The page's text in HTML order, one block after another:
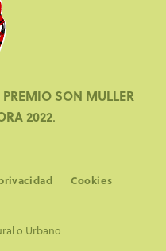
PREMIO SON MULLER
2022.
Cookies
o Urbano